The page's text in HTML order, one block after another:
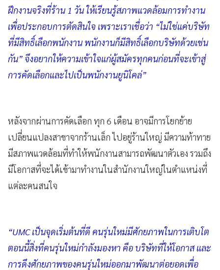
ฝึกงานจริงที่ร้าน 1 วัน ให้เรียนรู้สภาพแวดล้อมการทำงาน
เพื่อประกอบการตัดสินใจ เพราะเราเชื่อว่า “ไม่ใช่แค่บริษัท
ที่มีสิทธิ์เลือกพนักงาน พนักงานก็มีสิทธิ์เลือกบริษัทด้วยเช่น
กัน” จึงอยากให้ความเข้าใจแก่ผู้สมัครทุกคนก่อนที่จะเข้าสู่
การคัดเลือกและไปเป็นพนักงานยูนิโคล่”
หลังจากผ่านการคัดเลือก ทุก 6 เดือน อาจมีการโยกย้าย
เปลี่ยนแปลงสาขาจากร้านเล็ก ไปอยู่ร้านใหญ่ มีความท้าทาย
มีสภาพแวดล้อมที่ทำให้พนักงานสามารถพัฒนาตัวเอง รวมถึง
มีโอกาสที่จะได้เข้ามาทำงานในสำนักงานใหญ่ในตำแหน่งที่
แต่ละคนสนใจ
“UMC เป็นจุดเริ่มต้นที่ดี คนรุ่นใหม่มีศักยภาพในการเติบโต
ตอนนี้สิ่งที่คนรุ่นใหม่กำลังมองหา คือ บริษัทที่ให้โอกาส และ
การดึงศักยภาพของคนรุ่นใหม่ออกมาพัฒนาต่อยอดเพื่อ